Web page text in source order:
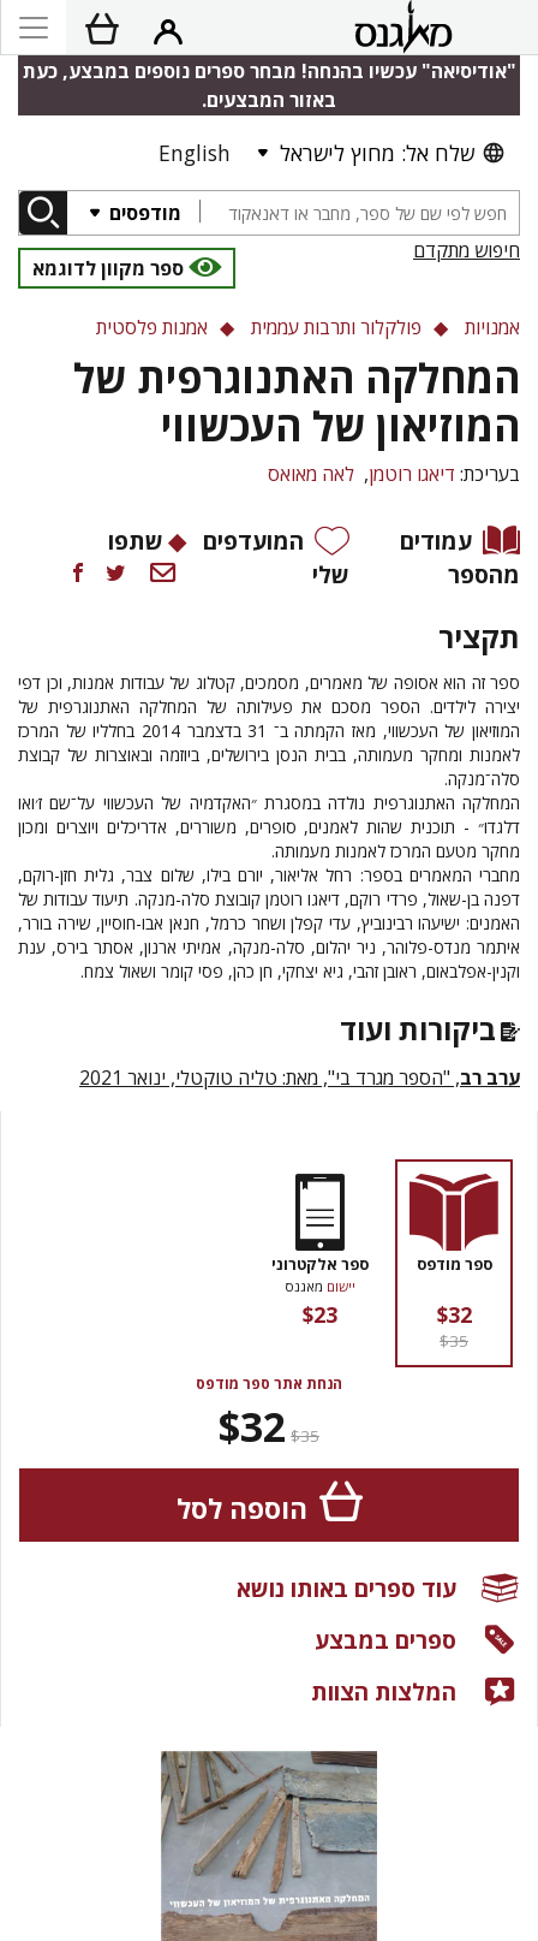
"אודיסיאה" עכשיו בהנחה! מבחר ספרים נוספים במבצע, כעת
באזור המבצעים.
שלח אל: מחוץ לישראל English
מודפסים
חיפוש מתקדם
ספר מקוון לדוגמא
אמנויות פולקלור ותרבות עממית אמנות פלסטית
המחלקה האתנוגרפית של
המוזיאון של העכשווי
בעריכת: דיאגו רוטמן לאה מאואס
עמודים
מהספר
המועדפים
שלי
שתפו
תקציר
ספר זה הוא אסופה של מאמרים, מסמכים, קטלוג של עבודות אמנות, וכן דפי
יצירה לילדים. הספר מסכם את פעילותה של המחלקה האתנוגרפית של
המוזיאון של העכשווי, מאז הקמתה ב־ 31 בדצמבר 2014 בחלליו של המרכז
לאמנות ומחקר מעמותה, בבית הנסן בירושלים, ביוזמה ובאוצרות של קבוצת
סלה־מנקה.
המחלקה האתנוגרפית נולדה במסגרת ״האקדמיה של העכשווי על־שם ז׳ואו
דלגדו״ - תוכנית שהות לאמנים, סופרים, משוררים, אדריכלים ויוצרים ומכון
מחקר מטעם המרכז לאמנות מעמותה.
מחברי המאמרים בספר: רחל אליאור, יורם בילו, שלום צבר, גלית חזן-רוקם,
דפנה בן-שאול, פרדי רוקם, דיאגו רוטמן קובוצת סלה-מנקה. תיעוד עבודות של
האמנים: ישיעהו רבינוביץ, עדי קפלן ושחר כרמל, חנאן אבו-חוסיין, שירה בורר,
איתמר מנדס-פלוהר, ניר יהלום, סלה-מנקה, אמיתי ארנון, אסתר בירס, ענת
וקנין-אפלבאום, ראובן זהבי, גיא יצחקי, חן כהן, פסי קומר ושאול צמח.
ביקורות ועוד
ערב רב, "הספר מגרד בי", מאת: טליה טוקטלי, ינואר 2021
ספר מודפס
$32
$35
ספר אלקטרוני
יישום מאגנס
$23
הנחת אתר ספר מודפס
$35
$32
הוספה לסל
עוד ספרים באותו נושא
ספרים במבצע
המלצות הצוות